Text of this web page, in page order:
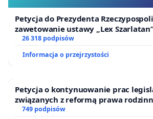
Petycja do Prezydenta
zawetowanie ustawy „Lex
26 318 podpisów
Informacja o przejrzystości
Petycja o kontynuowanie prac
związanych z reformą prawa
749 podpisów